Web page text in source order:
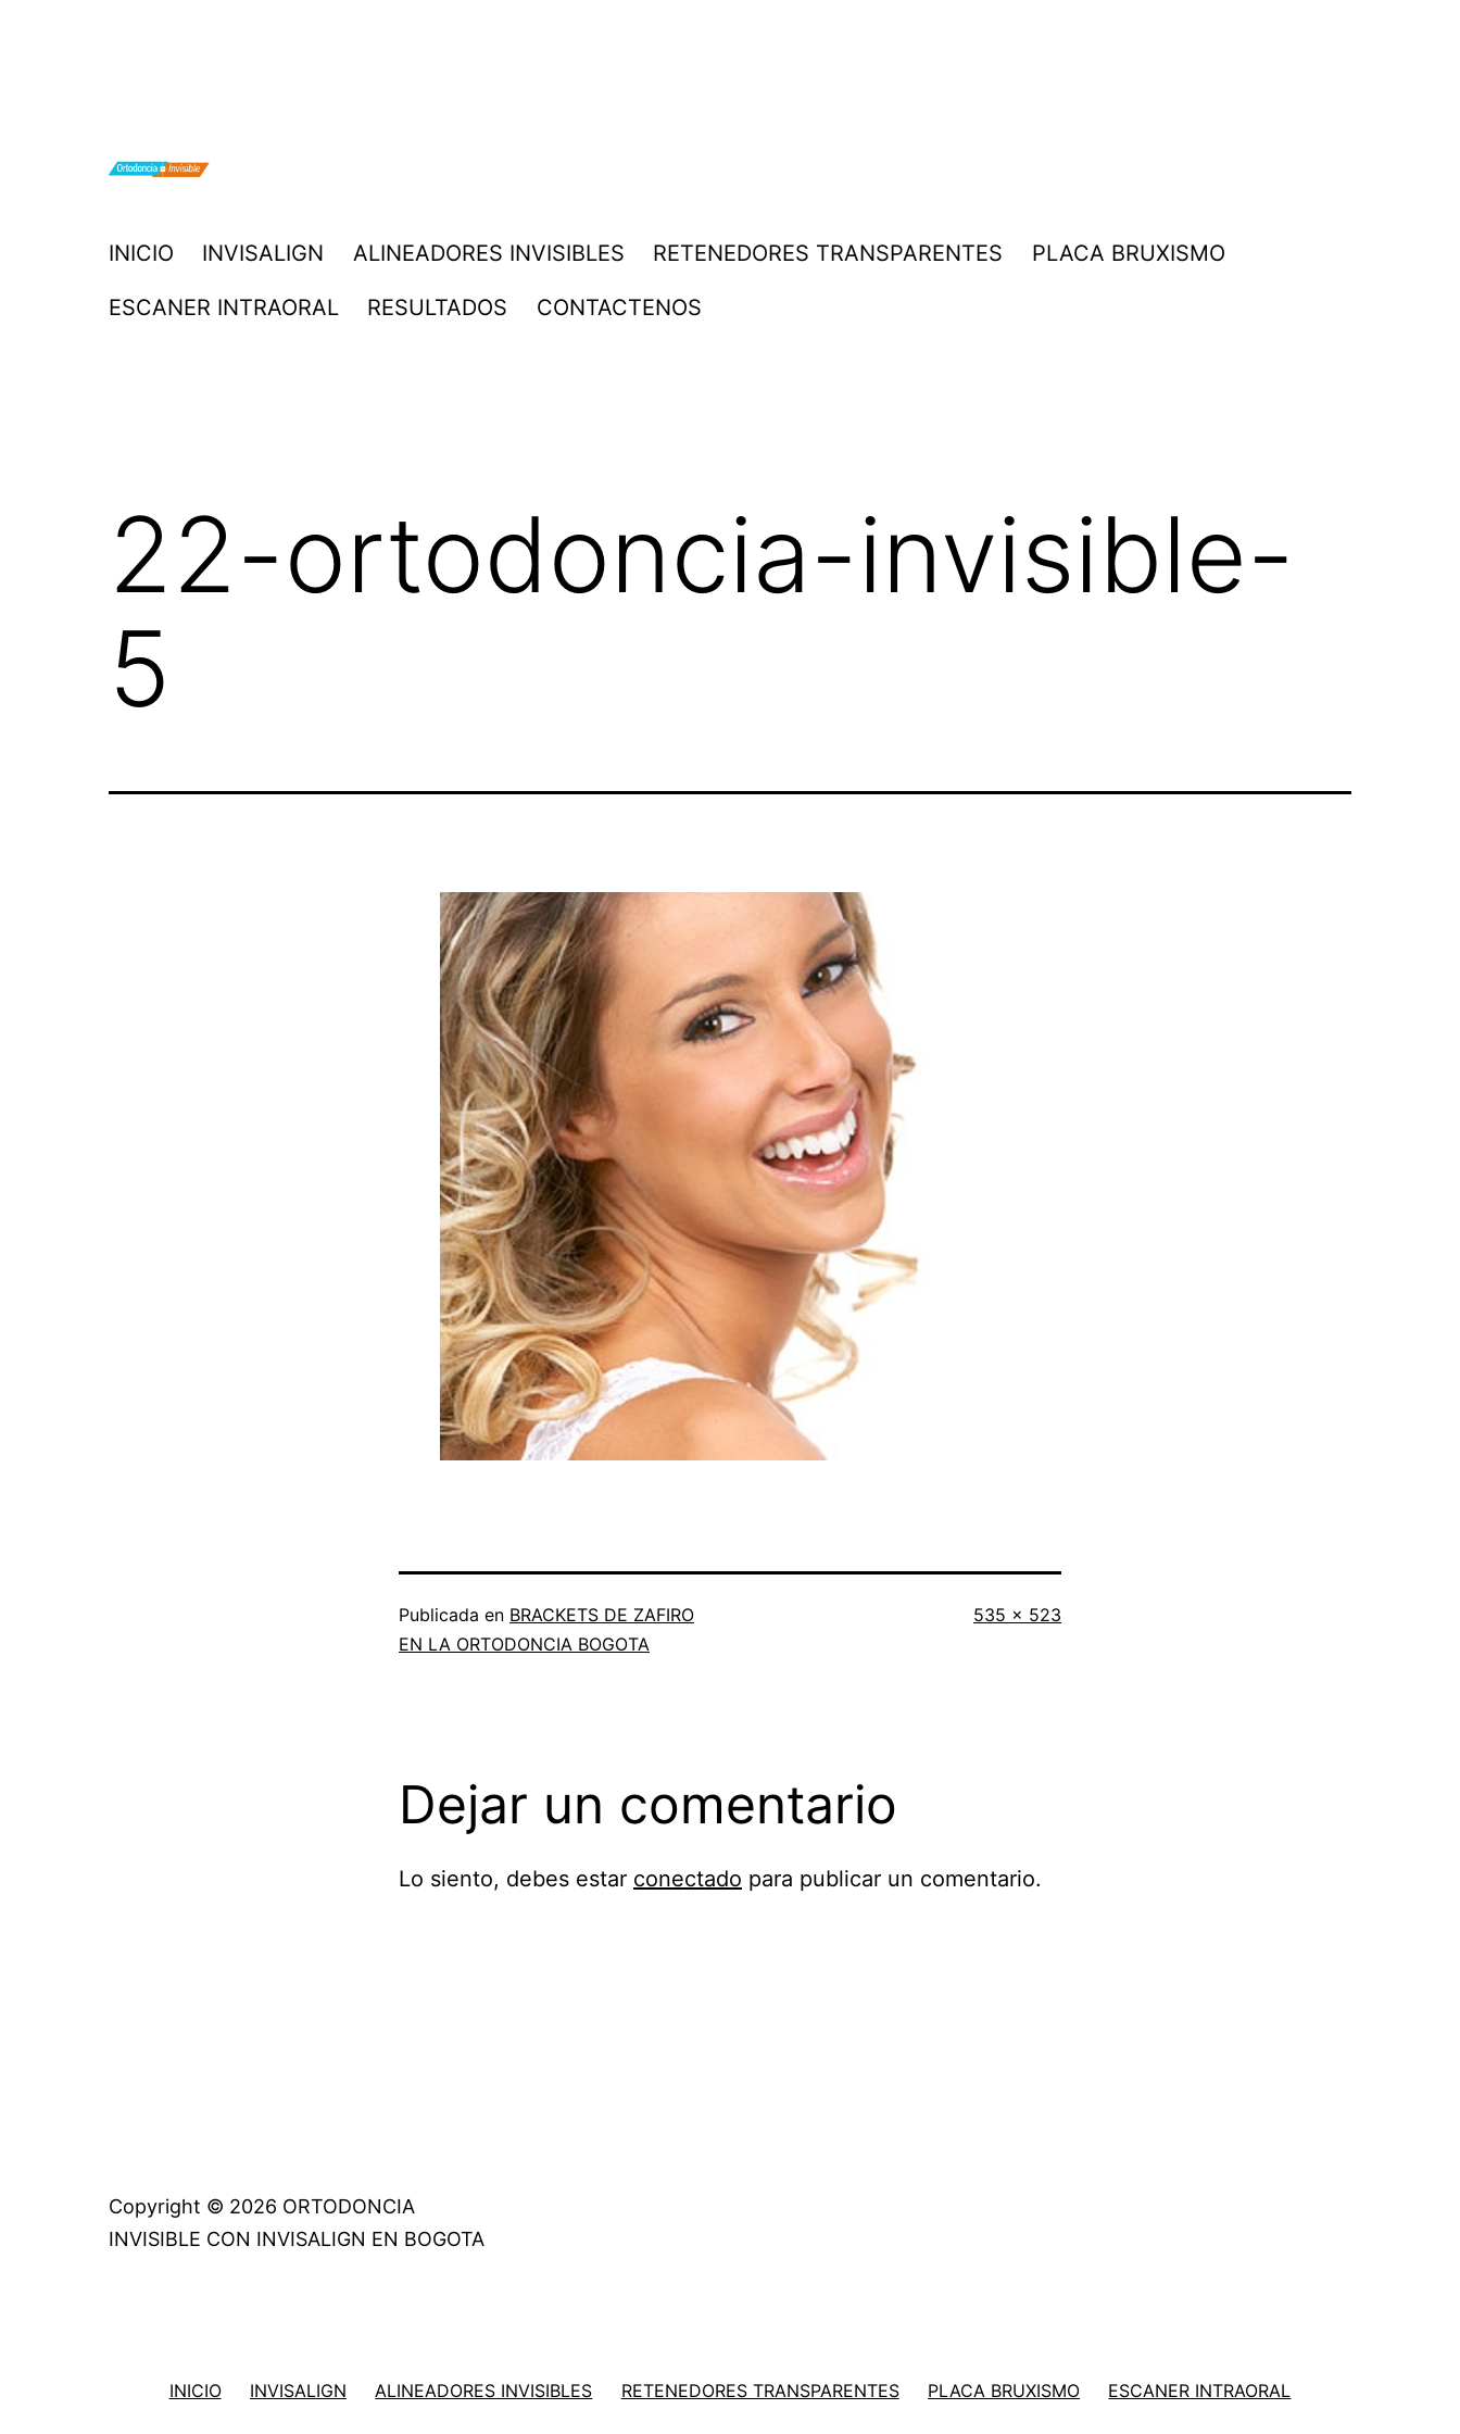
ORTODONCIA
INVISALIGN
INICIO INVISALIGN ALINEADORES INVISIBLES RETENEDORES TRANSPARENTES PLACA BRUXISMO
ESCANER INTRAORAL RESULTADOS CONTACTENOS
22-ortodoncia-invisible-
5
Publicada en BRACKETS DE ZAFIRO
EN LA ORTODONCIA BOGOTA
Tamaño
535 × 523
Dejar un comentario
Lo siento, debes estar conectado para publicar un comentario.
Copyright © 2026 ORTODONCIA
INVISIBLE CON INVISALIGN EN BOGOTA
INICIO INVISALIGN ALINEADORES INVISIBLES RETENEDORES TRANSPARENTES PLACA BRUXISMO ESCANER INTRAORAL